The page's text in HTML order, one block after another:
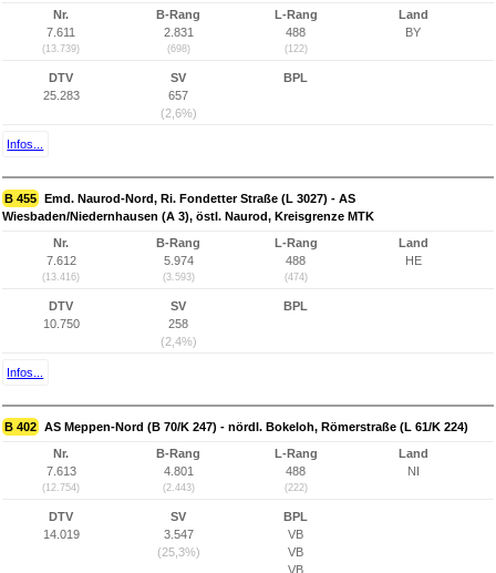
Nr.
7.611
(13.739)
B-Rang
2.831
(698)
L-Rang
488
(122)
Land
BY
DTV
25.283
SV
657
(2,6%)
BPL
Infos...
B 455 Emd. Naurod-Nord, Ri. Fondetter Straße (L 3027) - AS
Wiesbaden/Niedernhausen (A 3), östl. Naurod, Kreisgrenze MTK
Nr.
7.612
(13.416)
B-Rang
5.974
(3.593)
L-Rang
488
(474)
Land
HE
DTV
10.750
SV
258
(2,4%)
BPL
Infos...
B 402 AS Meppen-Nord (B 70/K 247) - nördl. Bokeloh, Römerstraße (L 61/K 224)
Nr.
7.613
(12.754)
B-Rang
4.801
(2.443)
L-Rang
488
(222)
Land
NI
DTV
14.019
SV
3.547
(25,3%)
BPL
VB
VB
VB